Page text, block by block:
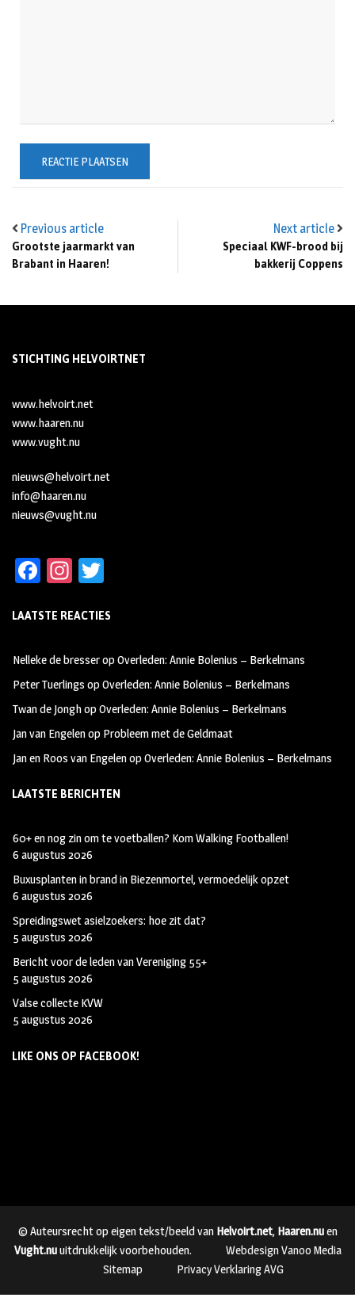
Previous article
Grootste jaarmarkt van
Brabant in Haaren!
Next article
Speciaal KWF-brood bij
bakkerij Coppens
STICHTING HELVOIRTNET
www.helvoirt.net
www.haaren.nu
www.vught.nu
nieuws@helvoirt.net
info@haaren.nu
nieuws@vught.nu
Fa
b
oo
k
In
ag
m
tt
LAATSTE REACTIES
Nelleke de bresseropOverleden: Annie Bolenius – Berkelmans
Peter Tuerlings opOverleden: Annie Bolenius – Berkelmans
Twan de JonghopOverleden: Annie Bolenius – Berkelmans
Jan van Engelenop Probleem met de Geldmaat
Jan en Roos van EngelenopOverleden: Annie Bolenius – Berkelmans
LAATSTE BERICHTEN
60+ en nog zin om te voetballen? Kom Walking Footballen!
6 augustus 2026
Buxusplanten in brand in Biezenmortel, vermoedelijk opzet
6 augustus 2026
Spreidingswet asielzoekers: hoe zit dat?
5 augustus 2026
Bericht voor de leden van Vereniging 55+
5 augustus 2026
Valse collecte KVW
5 augustus 2026
LIKE ONS OP FACEBOOK!
© Auteursrecht op eigen tekst/beeld van Helvoirt.net, Haaren.nuen
Vught.nuuitdrukkelijk voorbehouden.
Webdesign Vanoo Media
Sitemap
Privacy Verklaring AVG